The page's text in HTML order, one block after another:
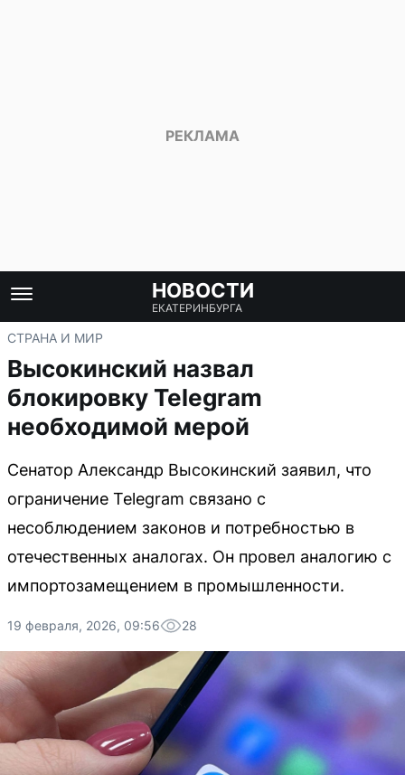
НОВОСТИ
ЕКАТЕРИНБУРГА
СТРАНА И МИР
Высокинский назвал
блокировку Telegram
необходимой мерой
Сенатор Александр Высокинский заявил, что
ограничение Telegram связано с
несоблюдением законов и потребностью в
отечественных аналогах. Он провел аналогию с
импортозамещением в промышленности.
19 февраля, 2026, 09:56 28